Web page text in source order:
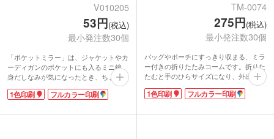
V010205
53円(税込)
最小発注数30個
「ポケットミラー」は、ジャケットやカ
ーディガンのポケットにも入るミニ鏡。
身だしなみが気になったとき、ちょっと
メイク直しをしたいとき、サッと取り出
して使えます。女子のマストアイテムを
1色印刷 フルカラー印刷
TM-0074
275円(税込)
最小発注数30個
バッグやポーチにすっきり収まる、ミラ
ー付きの折りたたみコームです。折りた
たむと手のひらサイズになり、外出先で
の身だしなみチェックやリップ直しにぴ
ったり。 軽やかなライトカラーの本体
刷・フルカラー印刷のいずれも対応可能
1色印刷 フルカラー印刷